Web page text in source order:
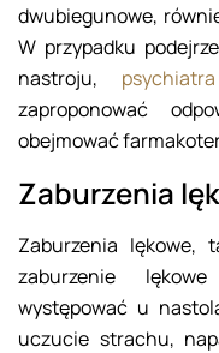
dwubiegunowe,
W przypadku
nastroju, psychiatra
zaproponować
obejmować
Zaburzenia
Zaburzenia lękowe,
zaburzenie
występować u
uczucie strachu,